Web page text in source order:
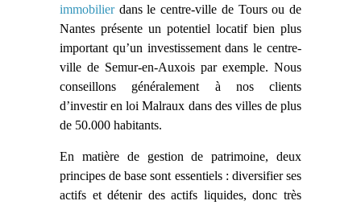
immobilierdans le centre-ville de Tours ou de
Nantes présente un potentiel locatif bien plus
important qu’un investissement dans le centre-
ville de Semur-en-Auxois par exemple. Nous
conseillons généralement à nos clients
d’investir en loi Malraux dans des villes de plus
de 50.000 habitants.
En matière de gestion de patrimoine, deux
principes de base sont essentiels : diversifier ses
actifs et détenir des actifs liquides, donc très